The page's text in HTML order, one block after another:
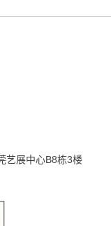
艺展中心B8栋3楼